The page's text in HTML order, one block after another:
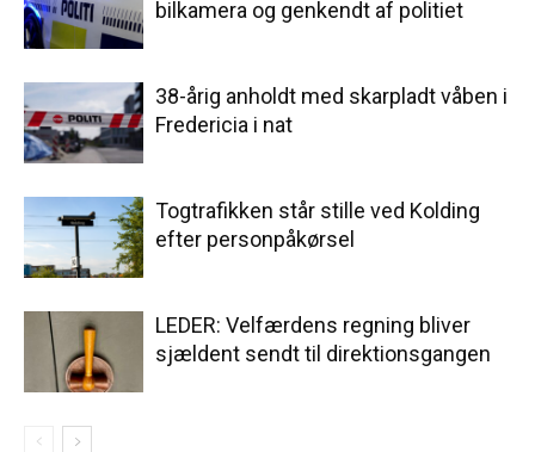
bilkamera og genkendt af politiet
38-årig anholdt med skarpladt våben i
Fredericia i nat
Togtrafikken står stille ved Kolding
efter personpåkørsel
LEDER: Velfærdens regning bliver
sjældent sendt til direktionsgangen